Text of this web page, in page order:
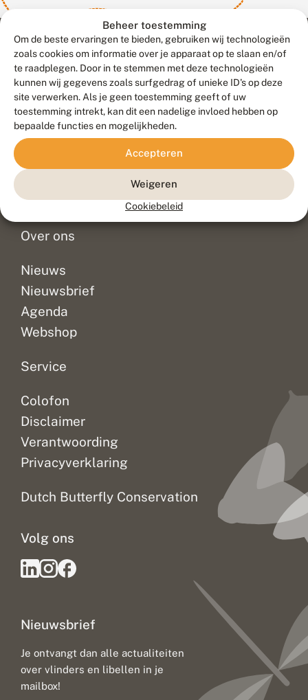
Beheer toestemming
Om de beste ervaringen te bieden, gebruiken wij technologieën
zoals cookies om informatie over je apparaat op te slaan en/of
te raadplegen. Door in te stemmen met deze technologieën
kunnen wij gegevens zoals surfgedrag of unieke ID's op deze
site verwerken. Als je geen toestemming geeft of uw
toestemming intrekt, kan dit een nadelige invloed hebben op
bepaalde functies en mogelijkheden.
Accepteren
Weigeren
Cookiebeleid
Contact
Veelgestelde vragen
Doneer
Over ons
Nieuws
Nieuwsbrief
Agenda
Webshop
Service
Colofon
Disclaimer
Verantwoording
Privacyverklaring
Dutch Butterfly Conservation
Nieuwsbrief
Je ontvangt dan alle actualiteiten
over vlinders en libellen in je
mailbox!
Volg ons
Meld waarnemingen© 2026 Vlinderstichting
Duurzaam ontwikkeld door
Go2People
, ontworpen door
Blue Field Agency
Privacy
Disclaimer
Sitemap